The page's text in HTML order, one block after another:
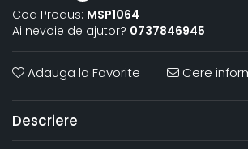
Cod Produs: MSP1064
Ai nevoie de ajutor? 0737846945
Adauga la Favorite Cere
Descriere